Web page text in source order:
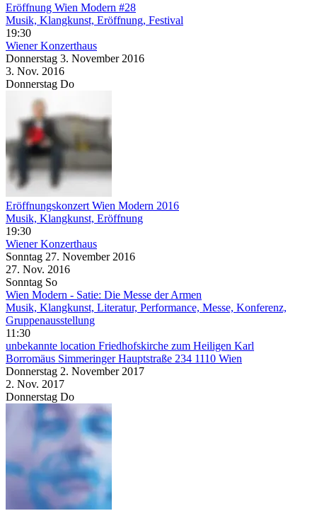
Eröffnung Wien Modern #28
Musik, Klangkunst, Eröffnung, Festival
19:30
Wiener Konzerthaus
Donnerstag 3. November 2016
3. Nov. 2016
Donnerstag Do
Eröffnungskonzert Wien Modern 2016
Musik, Klangkunst, Eröffnung
19:30
Wiener Konzerthaus
Sonntag 27. November 2016
27. Nov. 2016
Sonntag So
Wien Modern - Satie: Die Messe der Armen
Musik, Klangkunst, Literatur, Performance, Messe, Konferenz,
Gruppenausstellung
11:30
unbekannte location Friedhofskirche zum Heiligen Karl
Borromäus Simmeringer Hauptstraße 234 1110 Wien
Donnerstag 2. November 2017
2. Nov. 2017
Donnerstag Do